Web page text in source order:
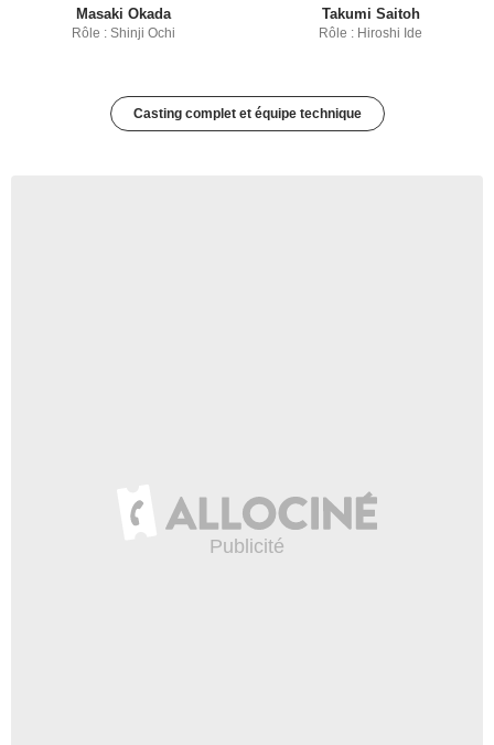
Masaki Okada
Rôle : Shinji Ochi
Takumi Saitoh
Rôle : Hiroshi Ide
Casting complet et équipe technique